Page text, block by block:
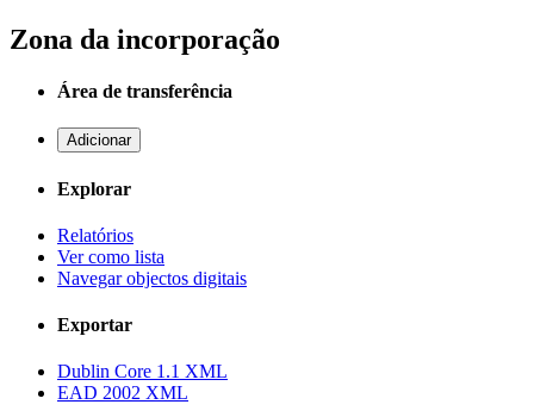
Zona da incorporação
Área de transferência
Adicionar
Explorar
Relatórios
Ver como lista
Navegar objectos digitais
Exportar
Dublin Core 1.1 XML
EAD 2002 XML